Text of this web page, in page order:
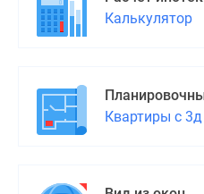
Калькулятор
Квартиры с